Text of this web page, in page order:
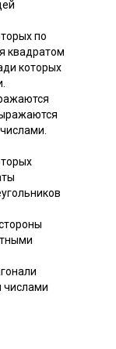
по
квадратом
которых
числами